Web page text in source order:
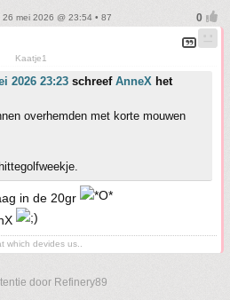
26 mei 2026 @ 23:54 • 87
Kaatje1
2026 23:23 schreef AnneX het
overhemden met korte mouwen
in de 20gr
which devides us..
door Refinery89